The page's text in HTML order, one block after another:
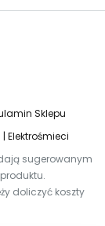
Sklepu
Elektrośmieci
sugerowanym
doliczyć koszty